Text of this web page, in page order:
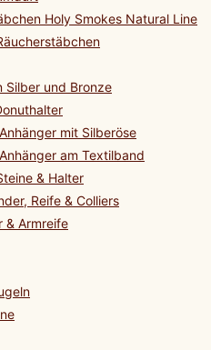
Holy Smokes Natural Line
Silber und Bronze
mit Silberöse
am Textilband
& Halter
Reife & Colliers
& Armreife